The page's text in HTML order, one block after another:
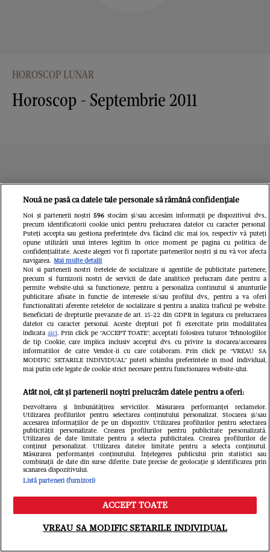
HOROSCOP LUNAR
Horoscop - Septembrie 2011
HOROSCOP LUNAR
Horoscop - August 2011
Meniu Caută
Nouă ne pasă ca datele tale personale să rămână confidențiale
Noi și partenerii noștri 596stocăm și/sau accesăm informații pe dispozitivul dvs.,
precum identificatorii cookie unici pentru prelucrarea datelor cu caracter personal.
Puteți accepta sau gestiona preferințele dvs. făcând clic mai jos, respectiv vă puteți
opune utilizării unui interes legitim în orice moment pe pagina cu politica de
confidențialitate. Aceste alegeri vor fi raportate partenerilor noștri și nu vă vor afecta
navigarea. Mai multe detalii
Noi si partenerii nostri (retelele de socializare si agentiile de publicitate partenere,
precum si furnizorii nostri de servicii de date analitice) prelucram date pentru a
permite website-ului sa functioneze, pentru a personaliza continutul si anunturile
publicitare afisate in functie de interesele si/sau profilul dvs., pentru a va oferi
functionalitati aferente retelelor de socializare si pentru a analiza traficul pe website.
Beneficiati de drepturile prevazute de art. 15-22 din GDPR in legatura cu prelucrarea
datelor cu caracter personal. Aceste drepturi pot fi exercitate prin modalitatea
indicataaici. Prin click pe “ACCEPT TOATE”, acceptati folosirea tuturor Tehnologiilor
de tip Cookie, care implica inclusiv acceptul dvs. cu privire la stocarea/accesarea
informatiilor de catre Vendor-ii cu care colaboram. Prin click pe “VREAU SA
MODIFIC SETARILE INDIVIDUAL” puteti schimba preferintele in mod individual,
mai putin cele legate de cookie strict necesare pentru functionarea website-ului.
Atât noi, cât și partenerii noștri prelucrăm datele pentru a oferi:
Dezvoltarea și îmbunătățirea serviciilor. Măsurarea performanței reclamelor.
Utilizarea profilurilor pentru selectarea conținutului personalizat. Stocarea și/sau
accesarea informațiilor de pe un dispozitiv. Utilizarea profilurilor pentru selectarea
publicității personalizate. Crearea profilurilor pentru publicitate personalizată.
Utilizarea de date limitate pentru a selecta publicitatea. Crearea profilurilor de
conținut personalizat. Utilizarea datelor limitate pentru a selecta conținutul.
Măsurarea performanței conținutului. Înțelegerea publicului prin statistici sau
combinații de date din surse diferite. Date precise de geolocație și identificarea prin
scanarea dispozitivului.
Listă parteneri (furnizori)
ACCEPT TOATE
VREAU SA MODIFIC SETARILE INDIVIDUAL